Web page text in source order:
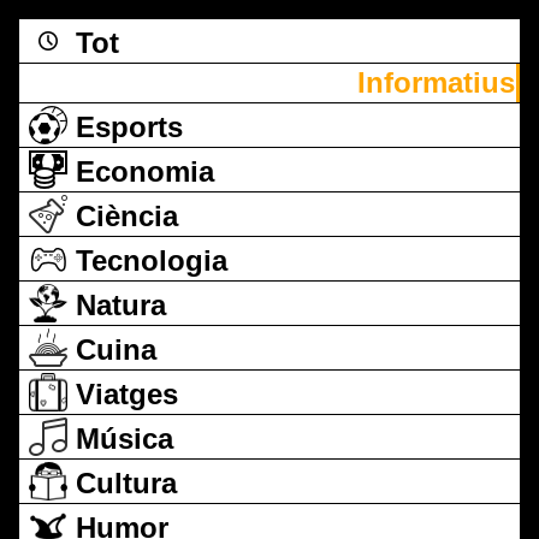
Tot
Informatius
Esports
Economia
Ciència
Tecnologia
Natura
Cuina
Viatges
Música
Cultura
Humor